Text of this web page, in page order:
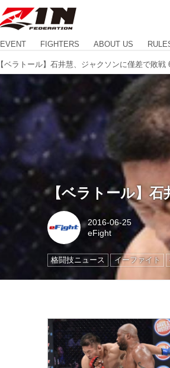
EVENT FIGHTERS ABOUT US
【ベラトール】石井慧、ジャクソンに僅差で敗戦
【ベラトール】石
2016-06-25
eFight
格闘技ニュース イーファイト